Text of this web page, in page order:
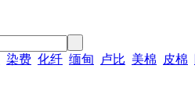
染费 化纤 缅甸 卢比 美棉 皮棉